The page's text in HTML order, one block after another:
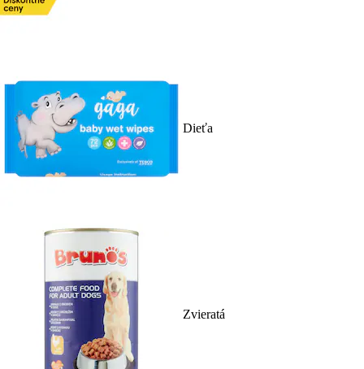
Dieťa
Zvieratá